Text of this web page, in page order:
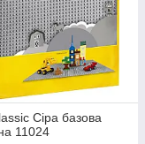
Сіра базова
11024